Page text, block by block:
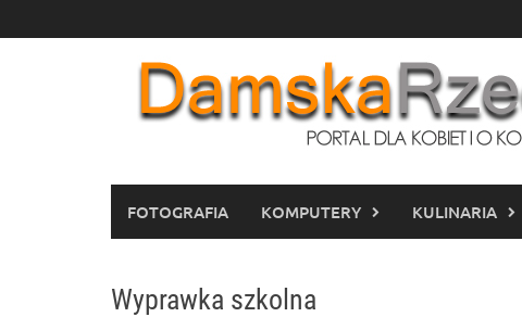
to
FOTOGRAFIA KOMPUTERY KULINARIA
Wyprawka szkolna